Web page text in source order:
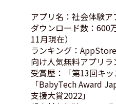
アプリ名：社会体験ア
ダウンロード数：600
11月現在）
ランキング：
向け人気無料アプリ
受賞歴：「第13回キッ
「BabyTech Award
支援大賞2022」